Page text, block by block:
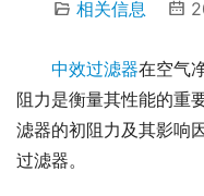
相关信息
中效过滤器在空气
阻力是衡量其性能的重
滤器的初阻力及其影响
过滤器。